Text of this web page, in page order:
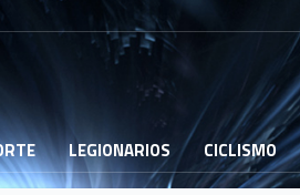
LEGIONARIOS CICLISMO